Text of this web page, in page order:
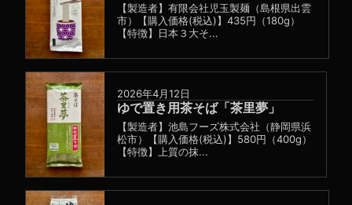
【製造者】有限会社児玉製麺（島根県出雲
市）【購入価格(税込)】435円（180g）
【特徴】日本３大そ...
2026年4月12日
ゆで置き用茶そば「茶里夢」
【製造者】池島フーズ株式会社（静岡県浜
松市）【購入価格(税込)】580円（400g）
【特徴】上質の抹...